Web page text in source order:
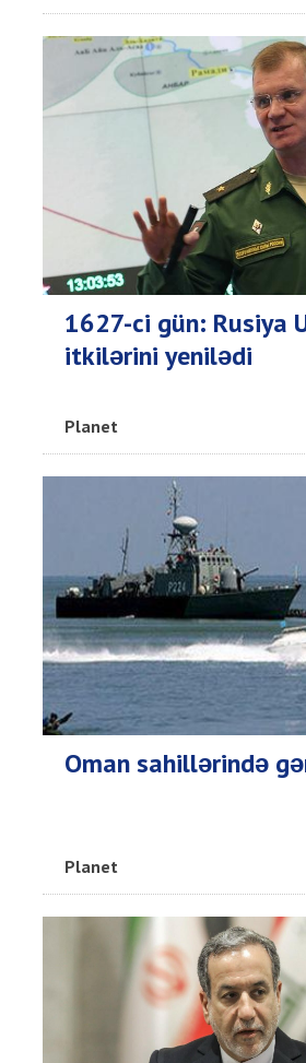
1627-ci gün: Rusiya
itkilərini yenilədi
Planet
Oman sahillərində
Planet